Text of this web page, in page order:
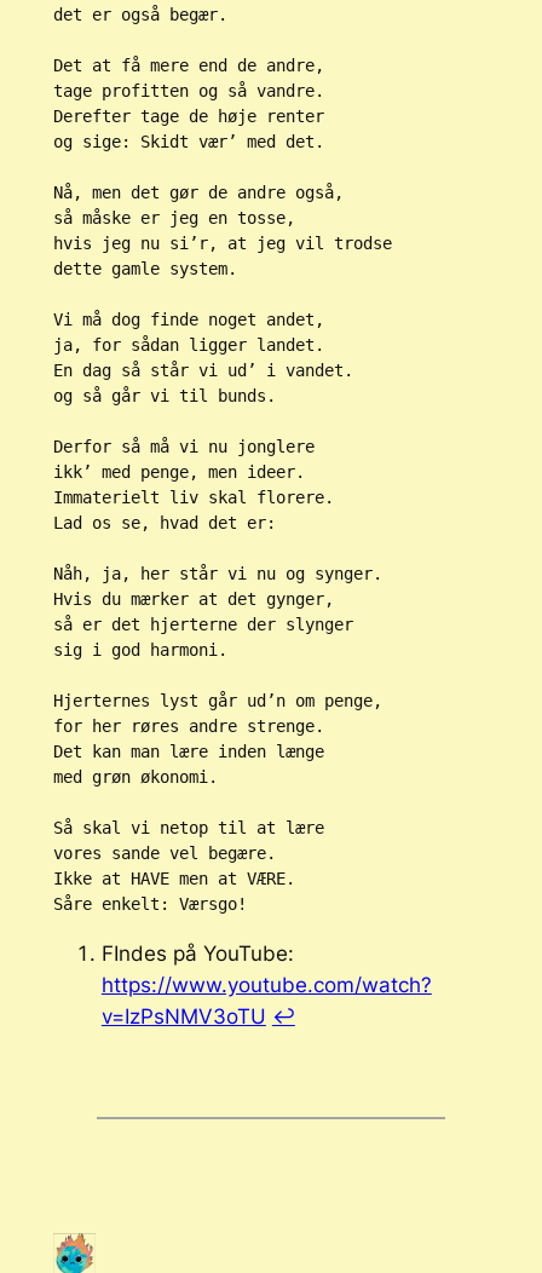
det er også begær.
Det at få mere end de andre,
tage profitten og så vandre.
Derefter tage de høje renter
og sige: Skidt vær’ med det.
Nå, men det gør de andre også,
så måske er jeg en tosse,
hvis jeg nu si’r, at jeg vil trodse
dette gamle system.
Vi må dog finde noget andet,
ja, for sådan ligger landet.
En dag så står vi ud’ i vandet.
og så går vi til bunds.
Derfor så må vi nu jonglere
ikk’ med penge, men ideer.
Immaterielt liv skal florere.
Lad os se, hvad det er:
Nåh, ja, her står vi nu og synger.
Hvis du mærker at det gynger,
så er det hjerterne der slynger
sig i god harmoni.
Hjerternes lyst går ud’n om penge,
for her røres andre strenge.
Det kan man lære inden længe
med grøn økonomi.
Så skal vi netop til at lære
vores sande vel begære.
Ikke at HAVE men at VÆRE.
Såre enkelt: Værsgo!
FIndes på YouTube:
https://www.youtube.com/watch?
v=IzPsNMV3oTU ↩︎